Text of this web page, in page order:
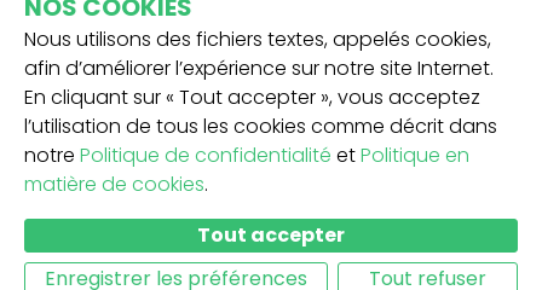
RECEVEZ NOTRE NEWSLETTER -
SOUMETTRE
NOS COOKIES
Nous utilisons des fichiers textes, appelés cookies,
afin d’améliorer l’expérience sur notre site Internet.
En cliquant sur « Tout accepter », vous acceptez
l’utilisation de tous les cookies comme décrit dans
notre Politique de confidentialité etPolitique en
matière de cookies.
Tout accepter
Enregistrer les préférences
Tout refuser